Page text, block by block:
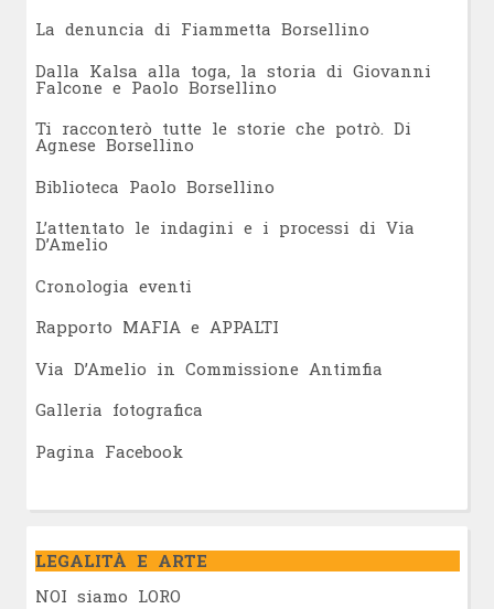
La denuncia di Fiammetta Borsellino
Dalla Kalsa alla toga, la storia di Giovanni
Falcone e Paolo Borsellino
Ti racconterò tutte le storie che potrò. Di
Agnese Borsellino
Biblioteca Paolo Borsellino
L’attentato le indagini e i processi di Via
D’Amelio
Cronologia eventi
Rapporto MAFIA e APPALTI
Via D’Amelio in Commissione Antimfia
Galleria fotografica
Pagina Facebook
LEGALITÀ E ARTE
NOI siamo LORO